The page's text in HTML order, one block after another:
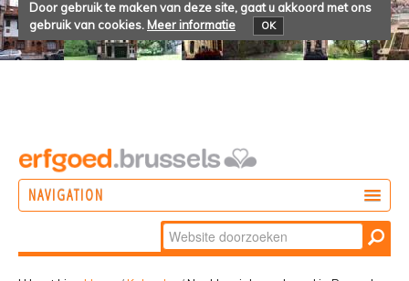
Door gebruik te maken van deze site, gaat u akkoord met ons
gebruik van cookies. Meer informatie OK
NAVIGATION
Zoek
Geavanceerd
zoeken...